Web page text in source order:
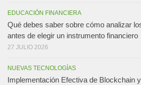
EDUCACIÓN FINANCIERA
Qué debes saber sobre cómo analizar
antes de elegir un instrumento financiero
27 JULIO 2026
NUEVAS TECNOLOGÍAS
Implementación Efectiva de Blockchain